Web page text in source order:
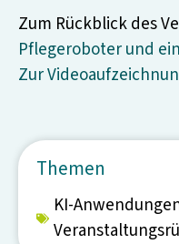
Zum Rückblick des
Pflegeroboter und
Zur
Themen
KI-